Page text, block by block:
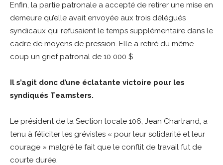
Enfin, la partie patronale a accepté de retirer une mise en
demeure qu’elle avait envoyée aux trois délégués
syndicaux qui refusaient le temps supplémentaire dans le
cadre de moyens de pression. Elle a retiré du même
coup un grief patronal de 10 000 $
Il s’agit donc d’une éclatante victoire pour les
syndiqués Teamsters.
Le président de la Section locale 106, Jean Chartrand, a
tenu à féliciter les grévistes « pour leur solidarité et leur
courage » malgré le fait que le conflit de travail fut de
courte durée.